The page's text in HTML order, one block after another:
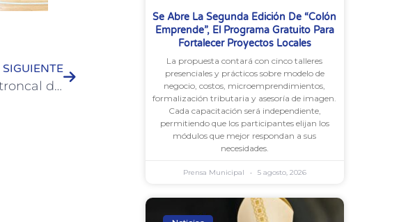
SIGUIENTE
Comenzó el recambio de red troncal de agua en calle Chacabuco donde se hará asfaltado en caliente
Se Abre La Segunda Edición De “Colón
Emprende”, El Programa Gratuito Para
Fortalecer Proyectos Locales
La propuesta contará con cinco talleres
presenciales y prácticos sobre modelo de
negocio, costos, microemprendimientos,
formalización tributaria y asesoría de imagen.
Cada capacitación será independiente,
permitiendo que los participantes elijan los
módulos que mejor respondan a sus
necesidades.
Prensa Municipal 5 agosto, 2026